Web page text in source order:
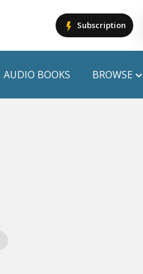
Subscription
Cart is empty
AUDIO BOOKS BROWSE